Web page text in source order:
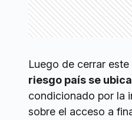
Luego de cerrar
riesgo país se
condicionado por la
sobre el acceso a